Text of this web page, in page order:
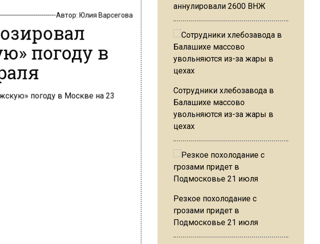
Автор:Юлия Варсегова
погоду в
аннулировали 2600 ВНЖ
Сотрудники хлебозавода в
Балашихе массово
увольняются из-за жары в
цехах
Резкое похолодание с
грозами придет в
Подмосковье 21 июля